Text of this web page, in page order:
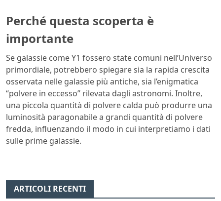
Perché questa scoperta è
importante
Se galassie come Y1 fossero state comuni nell’Universo
primordiale, potrebbero spiegare sia la rapida crescita
osservata nelle galassie più antiche, sia l’enigmatica
“polvere in eccesso” rilevata dagli astronomi. Inoltre,
una piccola quantità di polvere calda può produrre una
luminosità paragonabile a grandi quantità di polvere
fredda, influenzando il modo in cui interpretiamo i dati
sulle prime galassie.
ARTICOLI RECENTI